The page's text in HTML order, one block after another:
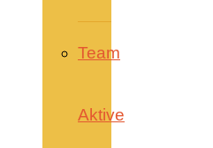
Team
Aktive